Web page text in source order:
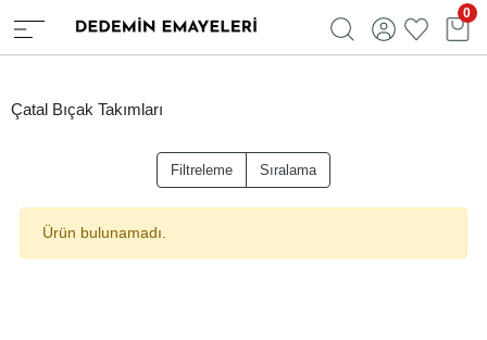
0
Çatal Bıçak Takımları
Filtreleme Sıralama
Ürün bulunamadı.